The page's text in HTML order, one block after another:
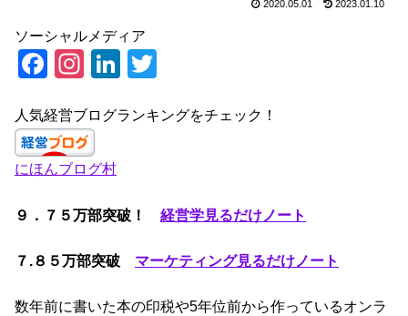
2020.05.01 2023.01.10
ソーシャルメディア
F
c
e
b
o
k
In
a
gr
a
m
Li
k
n
tt
人気経営ブログランキングをチェック！
にほんブログ村
９．７５万部突破！ 経営学見るだけノート
７.８５万部突破 マーケティング見るだけノート
数年前に書いた本の印税や5年位前から作っているオンラ